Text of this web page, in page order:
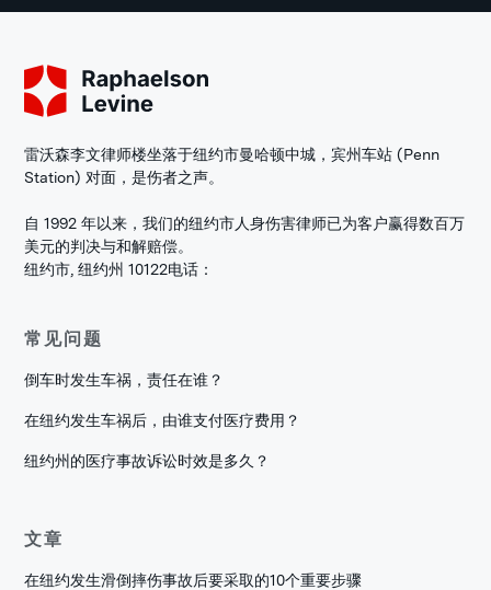
雷沃森李文律师楼坐落于纽约市曼哈顿中城，宾州车站 (Penn
Station) 对面，是伤者之声。
自 1992 年以来，我们的纽约市人身伤害律师已为客户赢得数百万
美元的判决与和解赔偿。
纽约市, 纽约州 10122电话：
常见问题
倒车时发生车祸，责任在谁？
在纽约发生车祸后，由谁支付医疗费用？
纽约州的医疗事故诉讼时效是多久？
文章
在纽约发生滑倒摔伤事故后要采取的10个重要步骤